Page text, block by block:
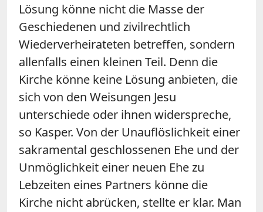
Lösung könne nicht die Masse der
Geschiedenen und zivilrechtlich
Wiederverheirateten betreffen, sondern
allenfalls einen kleinen Teil. Denn die
Kirche könne keine Lösung anbieten, die
sich von den Weisungen Jesu
unterschiede oder ihnen widerspreche,
so Kasper. Von der Unauflöslichkeit einer
sakramental geschlossenen Ehe und der
Unmöglichkeit einer neuen Ehe zu
Lebzeiten eines Partners könne die
Kirche nicht abrücken, stellte er klar. Man